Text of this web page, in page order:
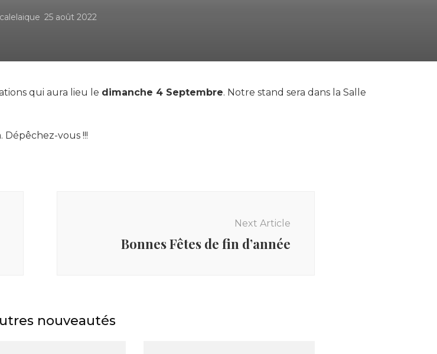
25 août 2022
qui aura lieu le dimanche 4 Septembre. Notre stand sera dans la Salle
vous !!!
Next Article
Bonnes Fêtes de fin d’année
nouveautés